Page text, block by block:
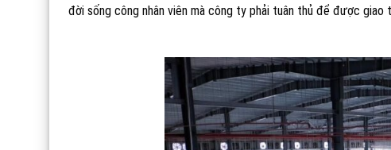
đời sống công nhân viên mà công ty phải tuân thủ để được giao